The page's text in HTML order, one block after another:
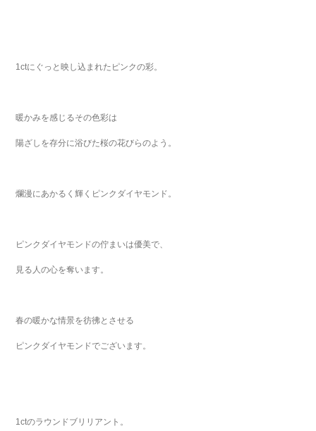
1ctにぐっと映し込まれたピンクの彩。
暖かみを感じるその色彩は
陽ざしを存分に浴びた桜の花びらのよう。
爛漫にあかるく輝くピンクダイヤモンド。
ピンクダイヤモンドの佇まいは優美で、
見る人の心を奪います。
春の暖かな情景を彷彿とさせる
ピンクダイヤモンドでございます。
1ctのラウンドブリリアント。